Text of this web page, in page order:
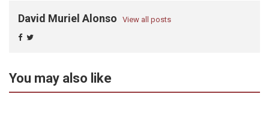
David Muriel Alonso View all posts
You may also like